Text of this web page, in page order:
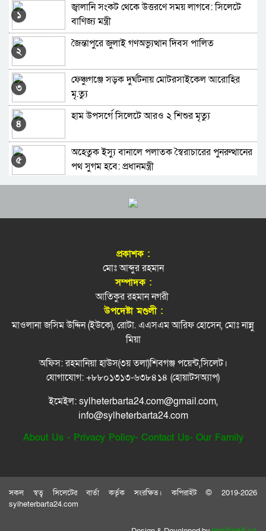
হবিগঞ্জে একদিনে ঝরলো আট প্রাণ
সিলেট ও সুনামগঞ্জে বন্যা পরিস্থিতির অবনতির শঙ্কা
মোবাইলচোর সিন্ডিকেটের সদস্য আটক, ৩৬টি চোরাই
মোবাইল উদ্ধার
হবিগঞ্জে আকস্মিক বন্যায়পানিবন্দি অর্ধলক্ষাধিক মানুষ
বিপৎসীমা ছাড়িয়ে সিলেটের ছয় নদীর পানি
হাসপাতাল থেকে দালাল-দুর্নীতি দূর করতে হবে: জিকে
বিদ্যুৎস্পৃষ্টে দুই ভাইয়ের মৃত্যু
১
জ্বালানি সংকট থেকে উত্তরণে সময় লাগবে: সিলেটে
বাণিজ্য মন্ত্রী
২
জৈন্তাপুরে জুলাই গণঅভ্যুত্থান দিবস পালিত
৩
ফেঞ্চুগঞ্জে সড়ক দুর্ঘটনায় মোটরসাইকেল আরোহির
মৃ.ত্যু
৪
হাম উপসর্গে সিলেটে আরও ২ শিশুর মৃত্যু
৫
অহেতুক ইস্যু বানালে পলাতক স্বৈরাচারের পুনরুত্থানের
পথ সুগম হবে: প্রধানমন্ত্রী
জুলাই হত্যাকাণ্ডের বিচার: ট্রাইব্যুনালে ৬১ জনের সাজা
সিলেটে জুলাই শহিদ স্মৃতিস্তম্ভে পুষ্পস্তবক অর্পণ
সিটি করপোরেশনের ৪ কর্মকর্তার বিদেশযাত্রায়
নিষেধাজ্ঞা
জুলাই গণ-অভ্যুত্থানের চেতনায় বৈষম্যহীন দেশ গড়ার
সিলেট শিক্ষা বোর্ডের নতুন চেয়ারম্যান শহীদুল আলম
জুলাই গণঅভ্যুত্থান: ছাত্র-জনতার বিজয়ের দিন আজ
নগর উন্নয়নে সমন্বিতভাবে কাজ করতে হবে:
স্বৈরাচারের রেখে যাওয়া ভঙ্গুর রাষ্ট্র পুনর্গঠনে কাজ
করছে সরকার: প্রধানমন্ত্রী
প্রকাশক :
মোঃ আব্দুর রহমান
সম্পাদক :
আতিকুর রহমান নগরী
উপদেষ্টা মণ্ডলী :
মাওলানা জসিম উদ্দিন (ইউকে), রোটা. এএসএম আরিফ হোসেন, মোঃ নান্নু
মিয়া
অফিস: রহমানিয়া হাউস(৩য় তলা)শিবগঞ্জ পয়েন্ট,সিলেট।
যোগাযোগ: +৮৮০১৩১৩-৬৩৮৪১৪ (হোয়াটসঅ্যাপ)
ইমেইল: sylheterbarta24.com@gmail.com,
info@sylheterbarta24.com
About Us- Privacy Policy- Contact Us- Our Family
সকল স্বত্ব সিলেটের বার্তা কর্তৃক সংরক্ষিত। কপিরাইট © 2019-2026
sylheterbarta24.com